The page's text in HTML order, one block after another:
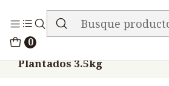
0
ENVIO GRATIS EN
Plantados 3.5kg